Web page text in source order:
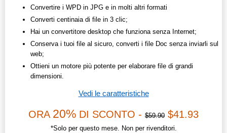
Convertire i WPD in JPG e in molti altri formati
Converti centinaia di file in 3 clic;
Hai un convertitore desktop che funziona senza Internet;
Conserva i tuoi file al sicuro, converti i file Doc senza inviarli sul
web;
Ottieni un motore più potente per elaborare file di grandi
dimensioni.
Vedi le caratteristiche
ORA 20% DI SCONTO - $59.90 $41.93
*Solo per questo mese. Non per rivenditori.